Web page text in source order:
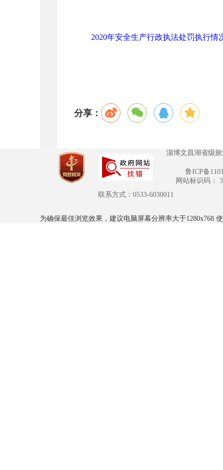
2020年安全生产行政执法处罚执行情
分享：
淄博文昌湖省级
鲁ICP备
网站标识码：
联系方式：0533-6030011
为确保最佳浏览效果，建议电脑屏幕分辨率大于1280x768